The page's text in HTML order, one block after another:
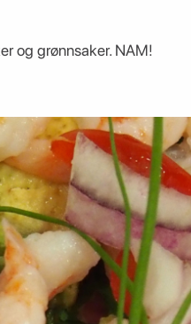
og grønnsaker. NAM!